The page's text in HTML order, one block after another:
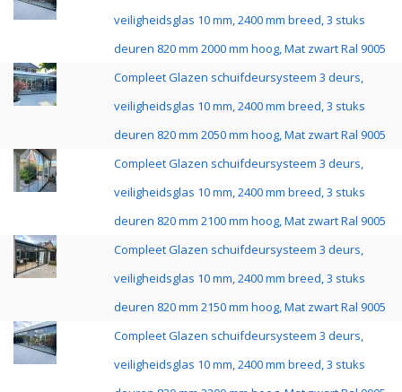
veiligheidsglas 10 mm, 2400 mm breed, 3 stuks
deuren 820 mm 2000 mm hoog, Mat zwart Ral 9005
Compleet Glazen schuifdeursysteem 3 deurs,
veiligheidsglas 10 mm, 2400 mm breed, 3 stuks
deuren 820 mm 2050 mm hoog, Mat zwart Ral 9005
Compleet Glazen schuifdeursysteem 3 deurs,
veiligheidsglas 10 mm, 2400 mm breed, 3 stuks
deuren 820 mm 2100 mm hoog, Mat zwart Ral 9005
Compleet Glazen schuifdeursysteem 3 deurs,
veiligheidsglas 10 mm, 2400 mm breed, 3 stuks
deuren 820 mm 2150 mm hoog, Mat zwart Ral 9005
Compleet Glazen schuifdeursysteem 3 deurs,
veiligheidsglas 10 mm, 2400 mm breed, 3 stuks